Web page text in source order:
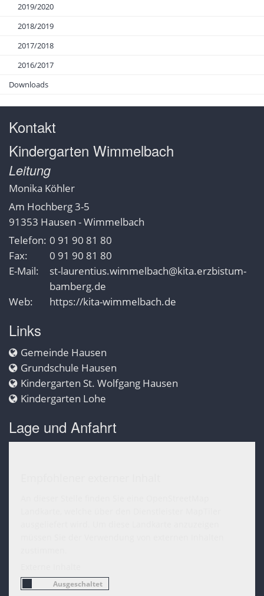
2019/2020
2018/2019
2017/2018
2016/2017
Downloads
Kontakt
Kindergarten Wimmelbach
Leitung
Monika Köhler
Am Hochberg 3-5
91353 Hausen - Wimmelbach
Telefon: 0 91 90 81 80
Fax:
0 91 90 81 80
E-Mail:
st-laurentius.wimmelbach@kita.erzbistum-
bamberg.de
Web:
https://kita-wimmelbach.de
Links
Gemeinde Hausen
Grundschule Hausen
Kindergarten St. Wolfgang Hausen
Kindergarten Lohe
Lage und Anfahrt